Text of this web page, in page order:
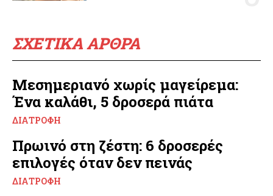
ΣΧΕΤΙΚΑ ΑΡΘΡΑ
Μεσημεριανό χωρίς μαγείρεμα:
Ένα καλάθι, 5 δροσερά πιάτα
ΔΙΑΤΡΟΦΉ
Πρωινό στη ζέστη: 6 δροσερές
επιλογές όταν δεν πεινάς
ΔΙΑΤΡΟΦΉ